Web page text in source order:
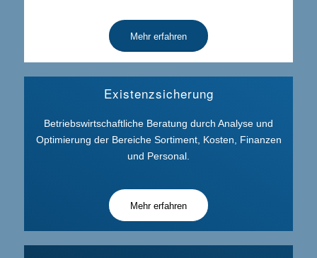
Mehr erfahren
Existenzsicherung
Betriebswirtschaftliche Beratung durch Analyse und
Optimierung der Bereiche Sortiment, Kosten, Finanzen
und Personal.
Mehr erfahren